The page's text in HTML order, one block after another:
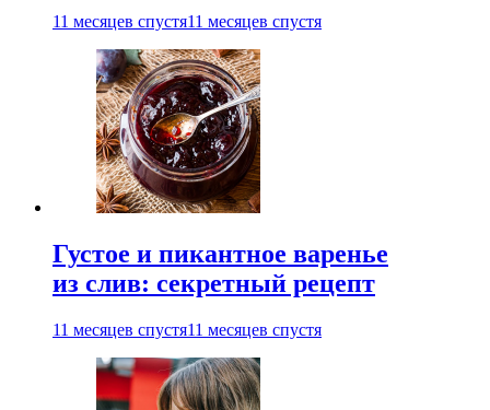
11 месяцев спустя11 месяцев спустя
Густое и пикантное варенье
из слив: секретный рецепт
11 месяцев спустя11 месяцев спустя